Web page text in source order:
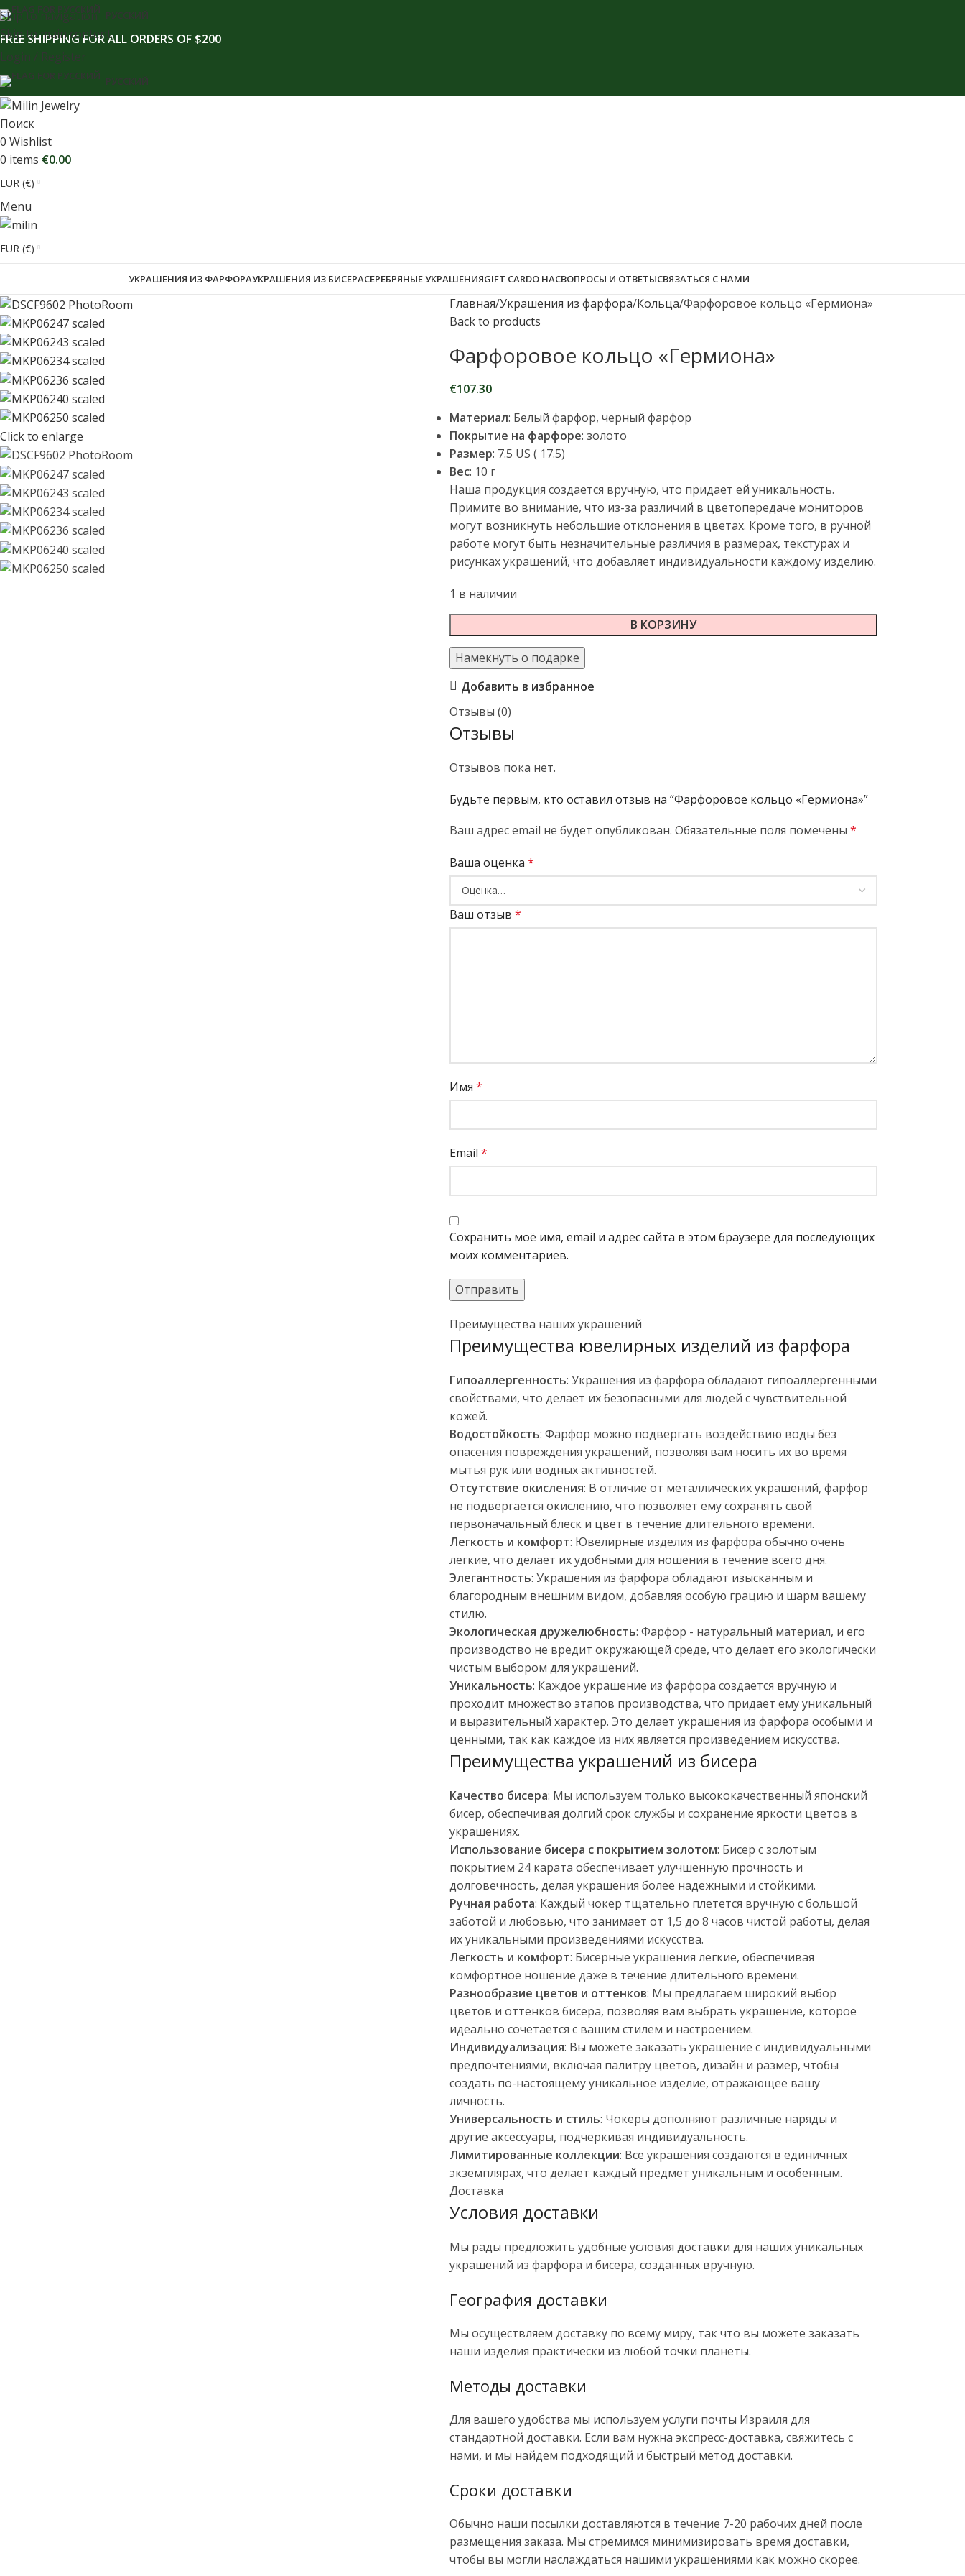
содержимому
Skip to navigation
Skip to main content
РУССКИЙ
FREE SHIPPING FOR ALL ORDERS OF $200
Login / Register
РУССКИЙ
Поиск
0 Wishlist
0 items €0.00
EUR (€)
Menu
EUR (€)
УКРАШЕНИЯ ИЗ ФАРФОРАУКРАШЕНИЯ ИЗ БИСЕРАСЕРЕБРЯНЫЕ УКРАШЕНИЯGIFT CARDО НАСВОПРОСЫ И ОТВЕТЫСВЯЗАТЬСЯ С НАМИ
Click to enlarge
Главная Украшения из фарфора Кольца Фарфоровое кольцо «Гермиона»
Back to products
Фарфоровое кольцо «Гермиона»
€107.30
Материал: Белый фарфор, черный фарфор
Покрытие на фарфоре: золото
Размер: 7.5 US ( 17.5)
Вес: 10 г
Наша продукция создается вручную, что придает ей уникальность.
Примите во внимание, что из-за различий в цветопередаче мониторов
могут возникнуть небольшие отклонения в цветах. Кроме того, в ручной
работе могут быть незначительные различия в размерах, текстурах и
рисунках украшений, что добавляет индивидуальности каждому изделию.
1 в наличии
В КОРЗИНУ
Намекнуть о подарке
Добавить в избранное
Отзывы (0)
Отзывы
Отзывов пока нет.
Будьте первым, кто оставил отзыв на “Фарфоровое кольцо «Гермиона»”
Ваш адрес email не будет опубликован. Обязательные поля помечены *
Ваша оценка *
Ваш отзыв *
Имя *
Email *
Сохранить моё имя, email и адрес сайта в этом браузере для последующих
моих комментариев.
Преимущества наших украшений
Преимущества ювелирных изделий из фарфора
Гипоаллергенность: Украшения из фарфора обладают гипоаллергенными
свойствами, что делает их безопасными для людей с чувствительной
кожей.
Водостойкость: Фарфор можно подвергать воздействию воды без
опасения повреждения украшений, позволяя вам носить их во время
мытья рук или водных активностей.
Отсутствие окисления: В отличие от металлических украшений, фарфор
не подвергается окислению, что позволяет ему сохранять свой
первоначальный блеск и цвет в течение длительного времени.
Легкость и комфорт: Ювелирные изделия из фарфора обычно очень
легкие, что делает их удобными для ношения в течение всего дня.
Элегантность: Украшения из фарфора обладают изысканным и
благородным внешним видом, добавляя особую грацию и шарм вашему
стилю.
Экологическая дружелюбность: Фарфор - натуральный материал, и его
производство не вредит окружающей среде, что делает его экологически
чистым выбором для украшений.
Уникальность: Каждое украшение из фарфора создается вручную и
проходит множество этапов производства, что придает ему уникальный
и выразительный характер. Это делает украшения из фарфора особыми и
ценными, так как каждое из них является произведением искусства.
Преимущества украшений из бисера
Качество бисера: Мы используем только высококачественный японский
бисер, обеспечивая долгий срок службы и сохранение яркости цветов в
украшениях.
Использование бисера с покрытием золотом: Бисер с золотым
покрытием 24 карата обеспечивает улучшенную прочность и
долговечность, делая украшения более надежными и стойкими.
Ручная работа: Каждый чокер тщательно плетется вручную с большой
заботой и любовью, что занимает от 1,5 до 8 часов чистой работы, делая
их уникальными произведениями искусства.
Легкость и комфорт: Бисерные украшения легкие, обеспечивая
комфортное ношение даже в течение длительного времени.
Разнообразие цветов и оттенков: Мы предлагаем широкий выбор
цветов и оттенков бисера, позволяя вам выбрать украшение, которое
идеально сочетается с вашим стилем и настроением.
Индивидуализация: Вы можете заказать украшение с индивидуальными
предпочтениями, включая палитру цветов, дизайн и размер, чтобы
создать по-настоящему уникальное изделие, отражающее вашу
личность.
Универсальность и стиль: Чокеры дополняют различные наряды и
другие аксессуары, подчеркивая индивидуальность.
Лимитированные коллекции: Все украшения создаются в единичных
экземплярах, что делает каждый предмет уникальным и особенным.
Доставка
Условия доставки
Мы рады предложить удобные условия доставки для наших уникальных
украшений из фарфора и бисера, созданных вручную.
География доставки
Мы осуществляем доставку по всему миру, так что вы можете заказать
наши изделия практически из любой точки планеты.
Методы доставки
Для вашего удобства мы используем услуги почты Израиля для
стандартной доставки. Если вам нужна экспресс-доставка, свяжитесь с
нами, и мы найдем подходящий и быстрый метод доставки.
Сроки доставки
Обычно наши посылки доставляются в течение 7-20 рабочих дней после
размещения заказа. Мы стремимся минимизировать время доставки,
чтобы вы могли наслаждаться нашими украшениями как можно скорее.